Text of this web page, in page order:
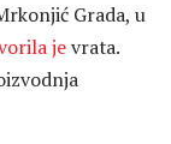
Grada, u
jevrata.